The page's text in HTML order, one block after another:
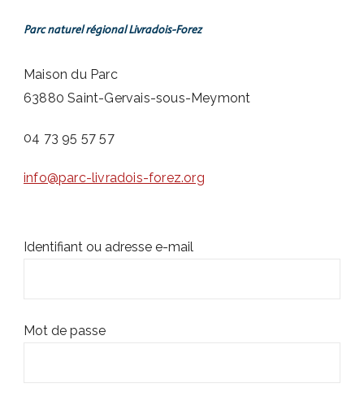
Parc naturel régional Livradois-Forez
Maison du Parc
63880 Saint-Gervais-sous-Meymont
04 73 95 57 57
info@parc-livradois-forez.org
Identifiant ou adresse e-mail
Mot de passe